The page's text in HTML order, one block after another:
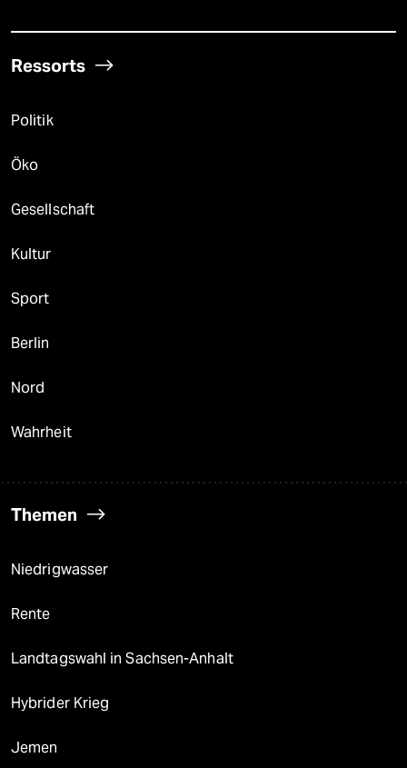
Ressorts
Politik
Öko
Gesellschaft
Kultur
Sport
Berlin
Nord
Wahrheit
Themen
Niedrigwasser
Rente
Landtagswahl in Sachsen-Anhalt
Hybrider Krieg
Jemen